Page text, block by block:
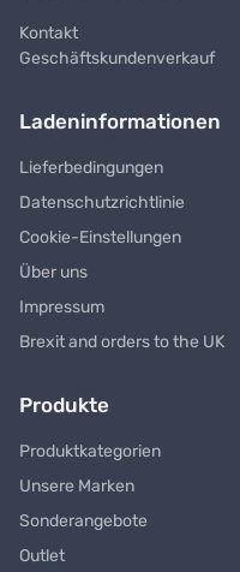
Kontakt
Geschäftskundenverkauf
Ladeninformationen
Lieferbedingungen
Datenschutzrichtlinie
Cookie-Einstellungen
Über uns
Impressum
Brexit and orders to the UK
Produkte
Produktkategorien
Unsere Marken
Sonderangebote
Outlet